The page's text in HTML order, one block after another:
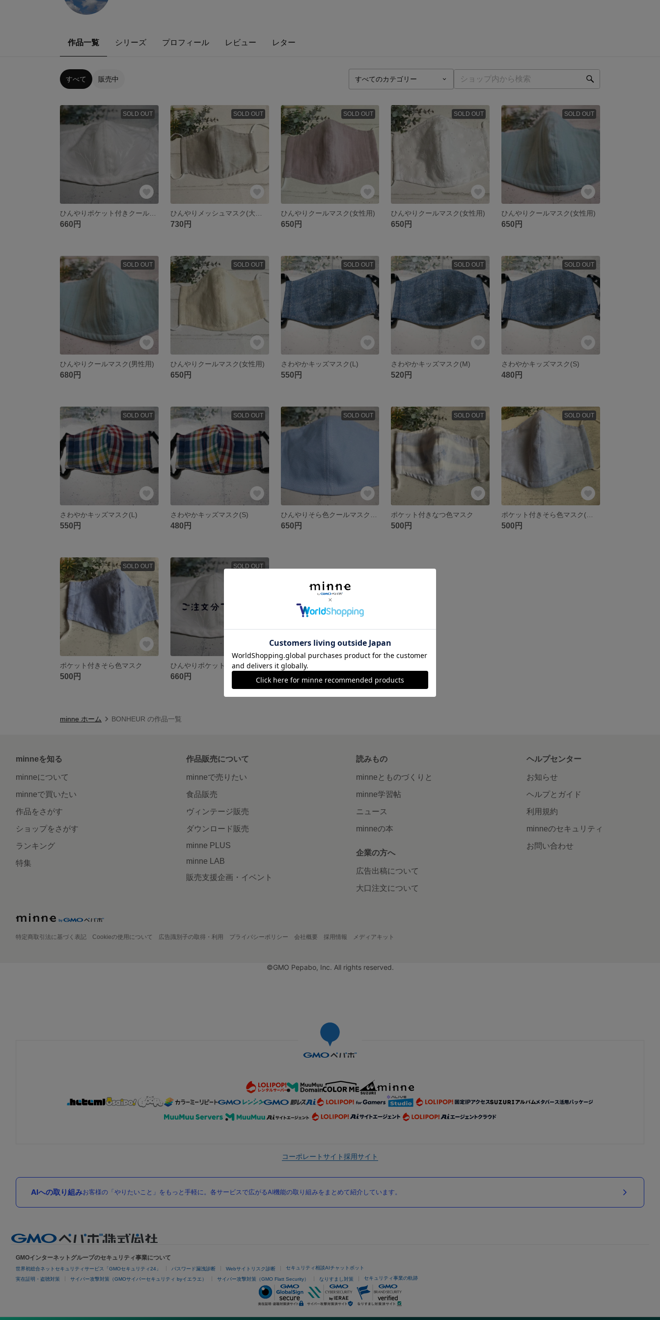
作品一覧 シリーズ プロフィール レビュー レター
すべて 販売中
SOLD OUT
660円
SOLD OUT
730円
SOLD OUT
ひんやりクールマスク(女性用)
650円
SOLD OUT
ひんやりクールマスク(女性用)
650円
SOLD OUT
ひんやりクールマスク(女性用)
650円
SOLD OUT
ひんやりクールマスク(男性用)
680円
SOLD OUT
ひんやりクールマスク(女性用)
650円
SOLD OUT
さわやかキッズマスク(L)
550円
SOLD OUT
さわやかキッズマスク(M)
520円
SOLD OUT
さわやかキッズマスク(S)
480円
SOLD OUT
さわやかキッズマスク(L)
550円
SOLD OUT
さわやかキッズマスク(S)
480円
SOLD OUT
650円
SOLD OUT
ポケット付きなつ色マスク
500円
SOLD OUT
500円
SOLD OUT
ポケット付きそら色マスク
500円
SOLD OUT
ひんやりポケット付きクールマスク(女性用)
660円
minne ホーム BONHEUR の作品一覧
minneを知る
minneについて
minneで買いたい
作品をさがす
ショップをさがす
ランキング
特集
作品販売について
minneで売りたい
食品販売
ヴィンテージ販売
ダウンロード販売
minne PLUS
minne LAB
販売支援企画・イベント
読みもの
minneとものづくりと
minne学習帖
ニュース
minneの本
企業の方へ
広告出稿について
大口注文について
ヘルプセンター
お知らせ
ヘルプとガイド
利用規約
minneのセキュリティ
お問い合わせ
特定商取引法に基づく表記 Cookieの使用について 広告識別子の取得・利用 プライバシーポリシー 会社概要 採用情報 メディアキット
©GMO Pepabo, Inc. All rights reserved.
コーポレートサイト採用サイト
AIへの取り組みお客様の「やりたいこと」をもっと手軽に。各サービスで広がるAI機能の取り組みをまとめて紹介しています。
GMOインターネットグループのセキュリティ事業について
世界初総合ネットセキュリティサービス「GMOセキュリティ24」 パスワード漏洩診断 Webサイトリスク診断 セキュリティ相談AIチャットボット
実在証明・盗聴対策 サイバー攻撃対策（GMOサイバーセキュリティ byイエラエ） サイバー攻撃対策（GMO Flatt Security） なりすまし対策 セキュリティ事業の軌跡